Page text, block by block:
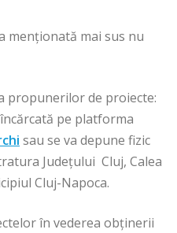
menţionată mai sus nu
propunerilor de proiecte:
pe platforma
sau se va depune fizic
Județului Cluj, Calea
Cluj-Napoca.
în vederea obținerii